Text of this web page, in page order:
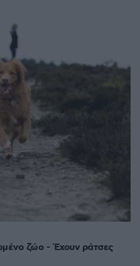
ζώο - Έχουν ράτσες